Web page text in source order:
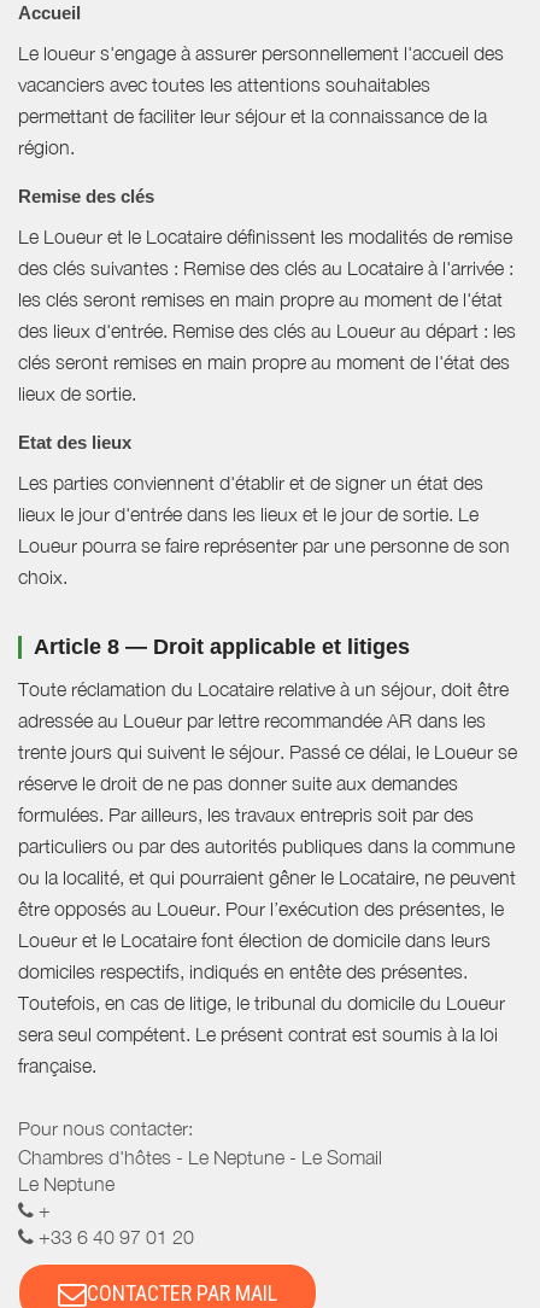
Accueil
Le loueur s'engage à assurer personnellement l'accueil des
vacanciers avec toutes les attentions souhaitables
permettant de faciliter leur séjour et la connaissance de la
région.
Remise des clés
Le Loueur et le Locataire définissent les modalités de remise
des clés suivantes : Remise des clés au Locataire à l'arrivée :
les clés seront remises en main propre au moment de l'état
des lieux d'entrée. Remise des clés au Loueur au départ : les
clés seront remises en main propre au moment de l'état des
lieux de sortie.
Etat des lieux
Les parties conviennent d'établir et de signer un état des
lieux le jour d'entrée dans les lieux et le jour de sortie. Le
Loueur pourra se faire représenter par une personne de son
choix.
Article 8 — Droit applicable et litiges
Toute réclamation du Locataire relative à un séjour, doit être
adressée au Loueur par lettre recommandée AR dans les
trente jours qui suivent le séjour. Passé ce délai, le Loueur se
réserve le droit de ne pas donner suite aux demandes
formulées. Par ailleurs, les travaux entrepris soit par des
particuliers ou par des autorités publiques dans la commune
ou la localité, et qui pourraient gêner le Locataire, ne peuvent
être opposés au Loueur. Pour l’exécution des présentes, le
Loueur et le Locataire font élection de domicile dans leurs
domiciles respectifs, indiqués en entête des présentes.
Toutefois, en cas de litige, le tribunal du domicile du Loueur
sera seul compétent. Le présent contrat est soumis à la loi
française.
Pour nous contacter:
Chambres d'hôtes - Le Neptune - Le Somail
Le Neptune
+
+33 6 40 97 01 20
CONTACTER PAR MAIL